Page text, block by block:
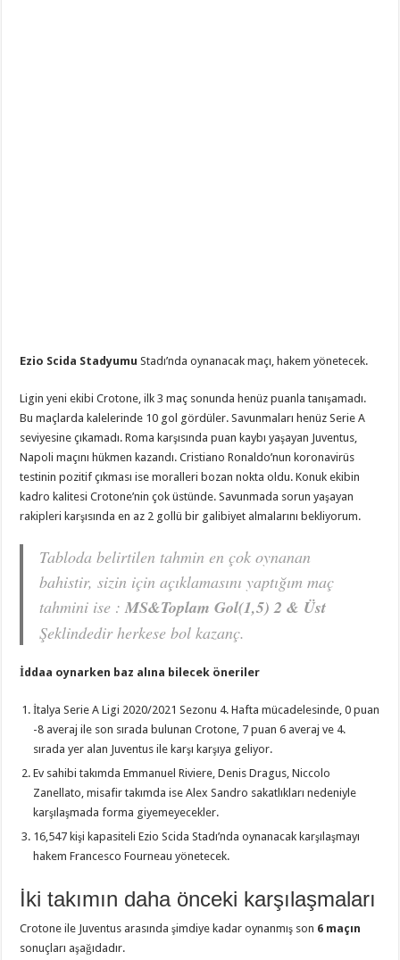
Ezio Scida Stadyumu Stadı’nda oynanacak maçı, hakemyönetecek.
Ligin yeni ekibi Crotone, ilk 3 maç sonunda henüz puanla tanışamadı.
Bu maçlarda kalelerinde 10 gol gördüler. Savunmaları henüz Serie A
seviyesine çıkamadı. Roma karşısında puan kaybı yaşayan Juventus,
Napoli maçını hükmen kazandı. Cristiano Ronaldo’nun koronavirüs
testinin pozitif çıkması ise moralleri bozan nokta oldu. Konuk ekibin
kadro kalitesi Crotone’nin çok üstünde. Savunmada sorun yaşayan
rakipleri karşısında en az 2 gollü bir galibiyet almalarını bekliyorum.
Tabloda belirtilen tahmin en çok oynanan
bahistir, sizin için açıklamasını yaptığım maç
tahmini ise :MS&Toplam Gol(1,5) 2 & Üst
Şeklindedir herkese bol kazanç.
İddaa oynarken baz alına bilecek öneriler
İtalya Serie A Ligi 2020/2021 Sezonu 4. Hafta mücadelesinde, 0 puan
-8 averaj ile son sırada bulunan Crotone, 7 puan 6 averaj ve 4.
sırada yer alan Juventus ile karşı karşıya geliyor.
Ev sahibi takımda Emmanuel Riviere, Denis Dragus, Niccolo
Zanellato, misafir takımda ise Alex Sandro sakatlıkları nedeniyle
karşılaşmada forma giyemeyecekler.
16,547 kişi kapasiteli Ezio Scida Stadı’nda oynanacak karşılaşmayı
hakem Francesco Fourneau yönetecek.
İki takımın daha önceki karşılaşmaları
Crotone ile Juventus arasında şimdiye kadar oynanmış son 6 maçın
sonuçları aşağıdadır.